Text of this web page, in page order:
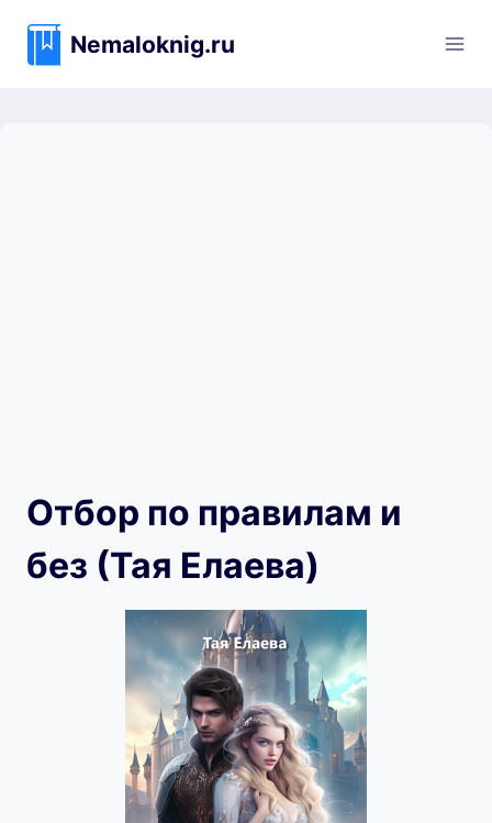
содержимому
Nemaloknig.ru
Отбор по правилам и
без (Тая Елаева)